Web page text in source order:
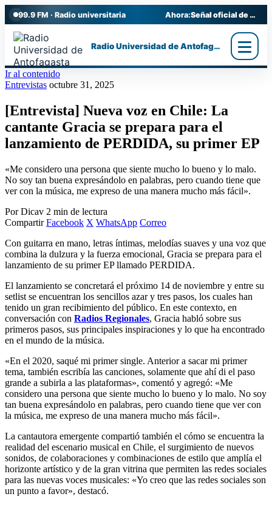
99.9 FM · Radio universitaria Ahora: Señal oficial de Radio UA
Radio Universidad de Antofagasta
Ir al contenido
Entrevistas octubre 31, 2025
[Entrevista] Nueva voz en Chile: La
cantante Gracia se prepara para el
lanzamiento de PERDIDA, su primer EP
«Me considero una persona que siente mucho lo bueno y lo malo.
No soy tan buena expresándolo en palabras, pero cuando tiene que
ver con la música, me expreso de una manera mucho más fácil».
Por Dicav 2 min de lectura
Compartir Facebook X WhatsApp Correo
Con guitarra en mano, letras íntimas, melodías suaves y una voz que
combina la dulzura y la fuerza emocional, Gracia se prepara para el
lanzamiento de su primer EP llamado PERDIDA.
El lanzamiento se concretará el próximo 14 de noviembre y entre su
setlist se encuentran los sencillos azar y tres pasos, los cuales han
tenido un gran recibimiento del público. En este contexto, en
conversación con Radios Regionales, Gracia habló sobre sus
primeros pasos, sus principales inspiraciones y lo que ha encontrado
en el mundo de la música.
«En el 2020, saqué mi primer single. Anterior a sacar mi primer
tema, también escribía las canciones, solamente que ahí di el paso
grande a subirla a las plataformas», comentó y agregó: «Me
considero una persona que siente mucho lo bueno y lo malo. No soy
tan buena expresándolo en palabras, pero cuando tiene que ver con
la música, me expreso de una manera mucho más fácil».
La cantautora emergente compartió también el cómo se encuentra la
realidad del escenario musical en Chile, el surgimiento de nuevos
sonidos, de colaboraciones y combinaciones de estilo que amplía el
horizonte artístico y de la gran vitrina que permiten las redes sociales
para las nuevas voces musicales: «Yo creo que las redes sociales son
un punto a favor», destacó.